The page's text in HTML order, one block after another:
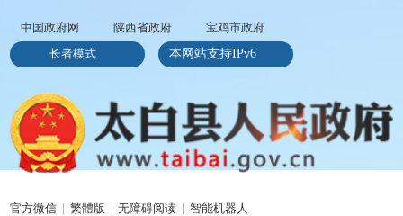
中国政府网 陕西省政府
宝鸡市政府
长者模式
本网站支持IPv6
官方微信 繁體版 无障碍阅读 智能机器人